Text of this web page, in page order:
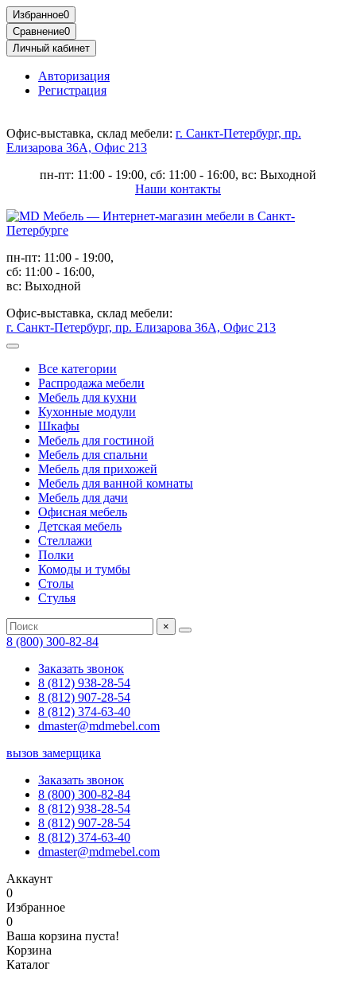
Избранное0
Сравнение0
Личный кабинет
Авторизация
Регистрация
Офис-выставка, склад мебели: г. Санкт-Петербург, пр.
Елизарова 36А, Офис 213
пн-пт: 11:00 - 19:00, сб: 11:00 - 16:00, вс: Выходной
Наши контакты
пн-пт: 11:00 - 19:00,
сб: 11:00 - 16:00,
вс: Выходной
Офис-выставка, склад мебели:
г. Санкт-Петербург, пр. Елизарова 36А, Офис 213
Все категории
Распродажа мебели
Мебель для кухни
Кухонные модули
Шкафы
Мебель для гостиной
Мебель для спальни
Мебель для прихожей
Мебель для ванной комнаты
Мебель для дачи
Офисная мебель
Детская мебель
Стеллажи
Полки
Комоды и тумбы
Столы
Стулья
×
8 (800) 300-82-84
Заказать звонок
8 (812) 938-28-54
8 (812) 907-28-54
8 (812) 374-63-40
dmaster@mdmebel.com
вызов замерщика
Заказать звонок
8 (800) 300-82-84
8 (812) 938-28-54
8 (812) 907-28-54
8 (812) 374-63-40
dmaster@mdmebel.com
Аккаунт
0
Избранное
0
Ваша корзина пуста!
Корзина
Каталог